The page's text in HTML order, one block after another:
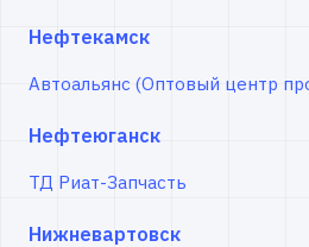
Нефтекамск
Автоальянс (Оптовый центр
Нефтеюганск
ТД Риат-Запчасть
Нижневартовск